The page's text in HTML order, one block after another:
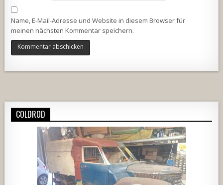
Name, E-Mail-Adresse und Website in diesem Browser für
meinen nächsten Kommentar speichern.
COLDROD